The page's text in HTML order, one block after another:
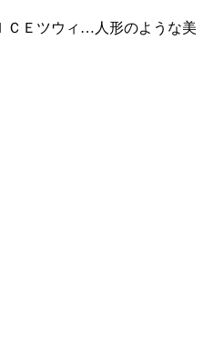
ＣＥツウィ…人形のような美